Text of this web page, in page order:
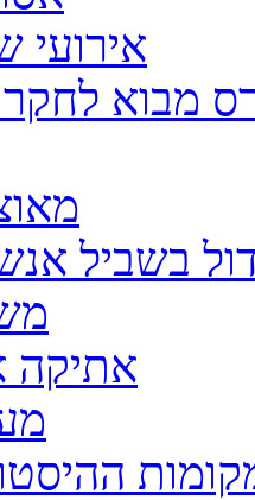
מבוא
בשביל
אתיקה